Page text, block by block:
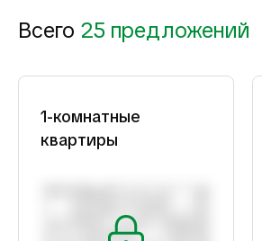
Всего 25 предложений
1-комнатные
квартиры